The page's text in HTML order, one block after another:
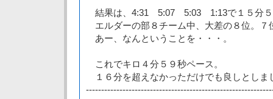
結果は、4:31 5:07 5:03 1:13で１５分５
エルダーの部８チーム中、大差の８位。７
あー、なんということを・・・。
これでキロ４分５９秒ペース。
１６分を超えなかっただけでも良しとしま